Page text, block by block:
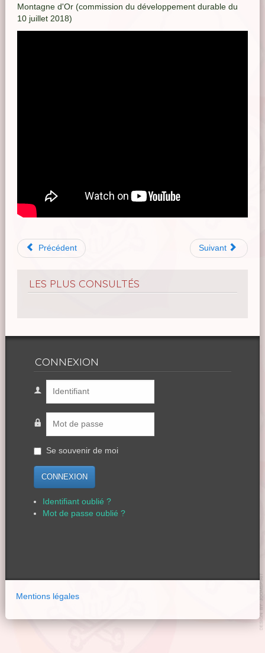
Montagne d'Or (commission du développement durable du
10 juillet 2018)
Précédent Suivant
LES PLUS CONSULTÉS
CONNEXION
Se souvenir de moi
CONNEXION
Identifiant oublié ?
Mot de passe oublié ?
Mentions légales